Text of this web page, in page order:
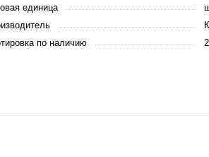
единица
по наличию
2